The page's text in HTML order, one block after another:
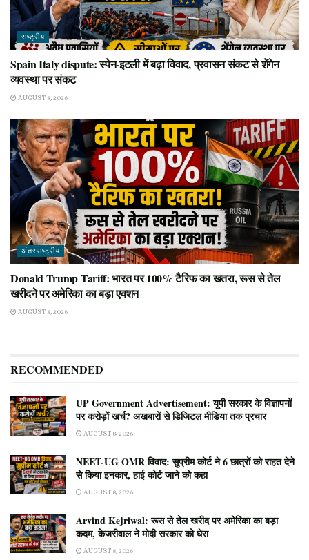
राष्ट्रीय
Spain Italy dispute: स्पेन-इटली में बढ़ा विवाद, प्रवासन संकट से शेंगेन
व्यवस्था पर संकट
AUGUST 8, 2026
अंतरराष्ट्रीय
Donald Trump Tariff: भारत पर 100% टैरिफ का खतरा, रूस से तेल
खरीदने पर अमेरिका का बड़ा एक्शन
AUGUST 8, 2026
RECOMMENDED
UP Government Advertisement: यूपी सरकार के विज्ञापनों
पर करोड़ों खर्च? अखबारों से डिजिटल मीडिया तक प्रचार
AUGUST 8, 2026
NEET-UG OMR विवाद: सुप्रीम कोर्ट ने 6 छात्रों को राहत देने
से किया इनकार, हाई कोर्ट जाने को कहा
AUGUST 8, 2026
Arvind Kejriwal: रूस से तेल खरीद पर अमेरिका का बड़ा
कदम, केजरीवाल ने मोदी सरकार को घेरा
AUGUST 8, 2026